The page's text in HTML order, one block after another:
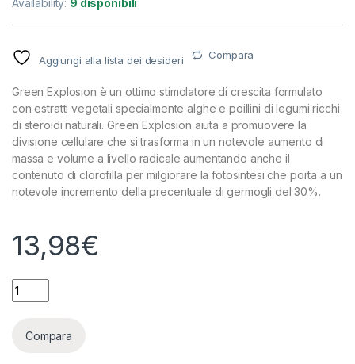
Availability: 9 disponibili
Aggiungi alla lista dei desideri Compara
Green Explosion è un ottimo stimolatore di crescita formulato
con estratti vegetali specialmente alghe e poillini di legumi ricchi
di steroidi naturali. Green Explosion aiuta a promuovere la
divisione cellulare che si trasforma in un notevole aumento di
massa e volume a livello radicale aumentando anche il
contenuto di clorofilla per milgiorare la fotosintesi che porta a un
notevole incremento della precentuale di germogli del 30%.
13,98€
TOP CROP - GREEN EXPLOSION - 250ML quantity
Compara